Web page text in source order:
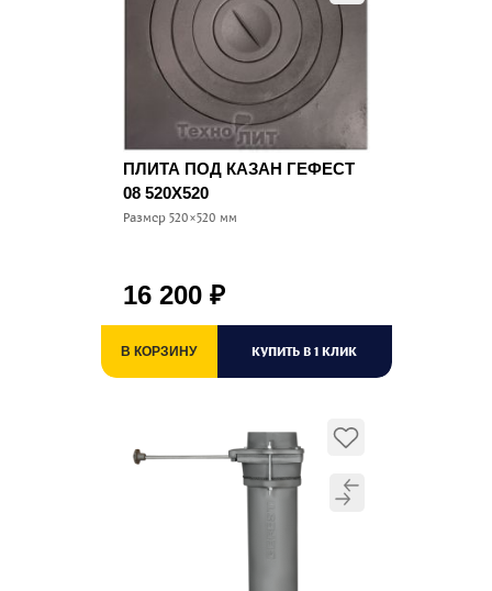
ПЛИТА ПОД КАЗАН ГЕФЕСТ
08 520Х520
Размер 520×520 мм
16 200 ₽
В КОРЗИНУ КУПИТЬ В 1 КЛИК